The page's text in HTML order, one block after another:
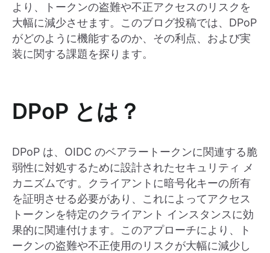
より、トークンの盗難や不正アクセスのリスクを
大幅に減少させます。このブログ投稿では、DPoP
がどのように機能するのか、その利点、および実
装に関する課題を探ります。
DPoP とは？
DPoP は、OIDC のベアラートークンに関連する脆
弱性に対処するために設計されたセキュリティ メ
カニズムです。クライアントに暗号化キーの所有
を証明させる必要があり、これによってアクセス
トークンを特定のクライアント インスタンスに効
果的に関連付けます。このアプローチにより、ト
ークンの盗難や不正使用のリスクが大幅に減少し